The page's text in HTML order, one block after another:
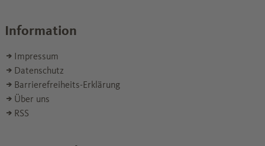
Information
Impressum
Datenschutz
Barrierefreiheits-Erklärung
Über uns
RSS